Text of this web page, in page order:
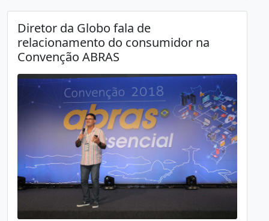
Diretor da Globo fala de
relacionamento do consumidor na
Convenção ABRAS